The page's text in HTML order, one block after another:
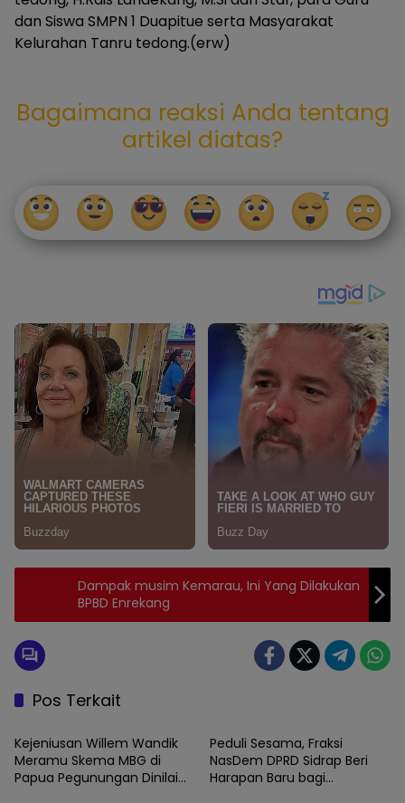
dan Siswa SMPN 1 Duapitue serta Masyarakat
Kelurahan Tanru tedong.(erw)
Bagaimana reaksi Anda tentang
artikel diatas?
Dampak musim Kemarau, Ini Yang Dilakukan
BPBD Enrekang
Pos Terkait
News
Kejeniusan Willem Wandik
Meramu Skema MBG di
Papua Pegunungan Dinilai
Peduli Sesama, Fraksi
NasDem DPRD Sidrap Beri
Harapan Baru bagi
News News